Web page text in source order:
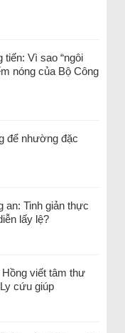
tiến: Vì sao “ngôi
nóng của Bộ Công
để nhường đặc
an: Tinh giản thực
lấy lệ?
viết tâm thư
cứu giúp